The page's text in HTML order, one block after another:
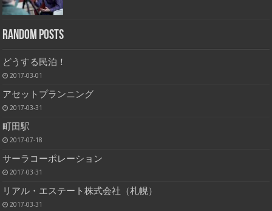
Random Posts
どうする民泊！
2017-03-01
アセットプランニング
2017-03-31
町田駅
2017-07-18
サーラコーポレーション
2017-03-31
リアル・エステート株式会社（札幌）
2017-03-31